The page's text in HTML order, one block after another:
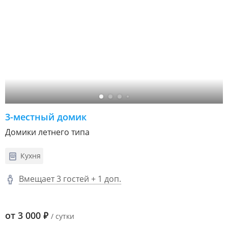
3-местный домик
Домики летнего типа
Кухня
Вмещает 3 гостей + 1 доп.
от 3 000 ₽ / сутки